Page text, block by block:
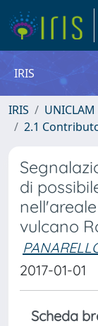
IRIS
IRIS UNICLAM
2.1
di
vulcano
2017-01-01
Scheda